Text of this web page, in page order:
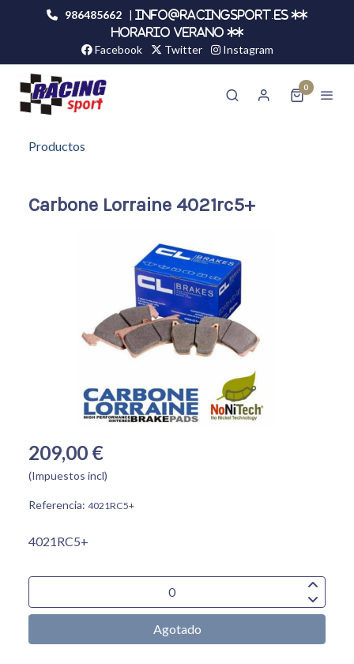
986485662 |
info@racingsport.es **
HORARIO VERANO **
Facebook Twitter Instagram
0
Productos
Carbone Lorraine 4021rc5+
209,00 €
(Impuestos incl)
Referencia: 4021RC5+
4021RC5+
Agotado